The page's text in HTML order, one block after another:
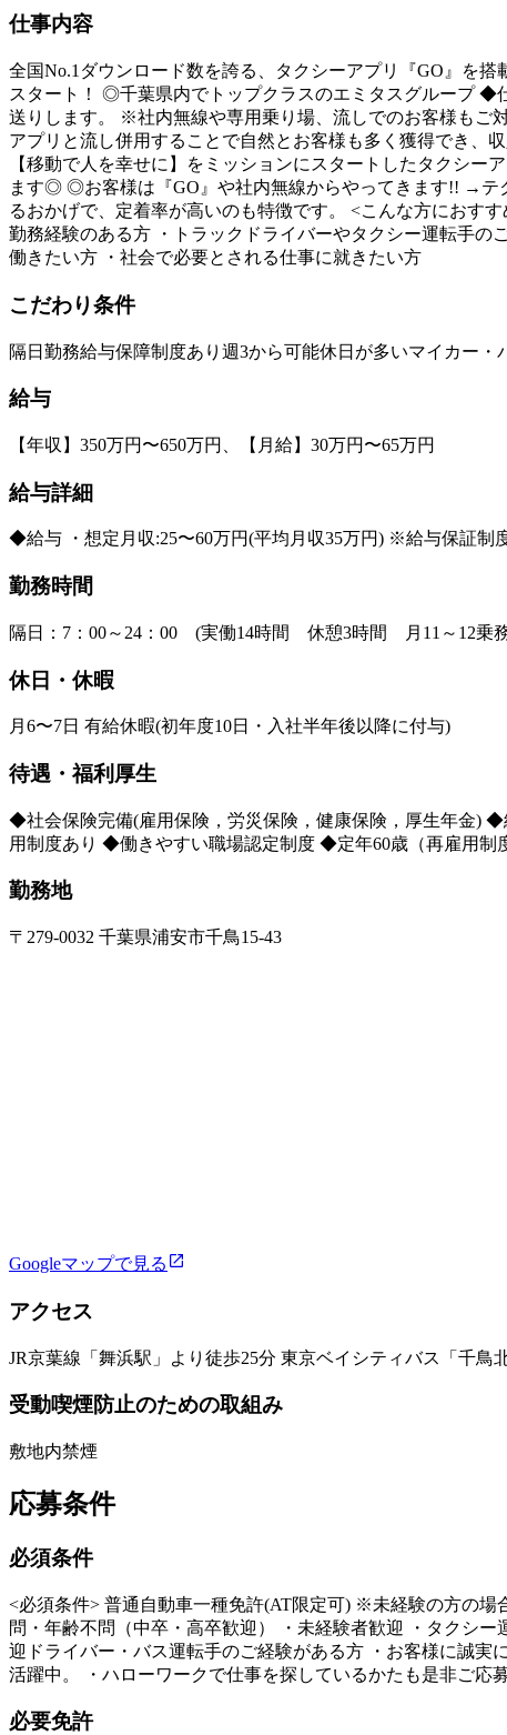
仕事内容
全国No.1ダウンロード数を誇る、タクシーアプリ『GO』を
スタート！ ◎千葉県内でトップクラスのエミタスグループ ◆
送りします。 ※社内無線や専用乗り場、流しでのお客様も
アプリと流し併用することで自然とお客様も多く獲得でき、
【移動で人を幸せに】をミッションにスタートしたタクシ
ます◎ ◎お客様は『GO』や社内無線からやってきます!! →テ
るおかげで、定着率が高いのも特徴です。 <こんな方におす
勤務経験のある方 ・トラックドライバーやタクシー運転手
働きたい方 ・社会で必要とされる仕事に就きたい方
こだわり条件
隔日勤務給与保障制度あり 週3から可能休日が多いマイカー・
給与
【年収】350万円〜650万円、【月給】30万円〜65万円
給与詳細
◆給与 ・想定月収:25〜60万円(平均月収35万円) ※給与保証制
勤務時間
隔日：7：00～24：00 (実働14時間 休憩3時間 月11～12乗
休日・休暇
月6〜7日 有給休暇(初年度10日・入社半年後以降に付与)
待遇・福利厚生
◆社会保険完備(雇用保険，労災保険，健康保険，厚生年金)
用制度あり ◆働きやすい職場認定制度 ◆定年60歳（再雇用
勤務地
〒279-0032 千葉県浦安市千鳥15-43
Googleマップで見る
アクセス
JR京葉線「舞浜駅」より徒歩25分 東京ベイシティバス「千
受動喫煙防止のための取組み
敷地内禁煙
応募条件
必須条件
<必須条件> 普通自動車一種免許(AT限定可) ※未経験の方の場
問・年齢不問（中卒・高卒歓迎） ・未経験者歓迎 ・タクシ
迎ドライバー・バス運転手のご経験がある方 ・お客様に誠実
活躍中。 ・ハローワークで仕事を探しているかたも是非ご応
必要免許